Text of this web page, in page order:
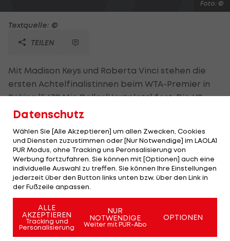
Foto: ©
Textquelle: ©
TEILEN
Mit Madison Keys und Roberta Vinci stehen die
ersten Achtelfinalistinnen beim WTA-Premier in
Peking (5,678 Mio Dollar/Hartplatz) fest. Die US-
Amerikanerin (14) setzt sich in der 2. Runde gegen
Vinci (ITA-15) fertigt Alison van Uytvanck (BEL) 6:2,
6:2 ab. Eugenie Bouchard (CAN) gibt in Runde 1
gegen Andrea Petkovic (GER-13) beim Stand von
2:6, 1:1 auf. Samantha Stosur (AUS) besiegt Monica
Niculescu (ROM) 6:3, 6:2. LAOLA1.tv überträgt LIVE.
Mehr zum Thema
Datenschutz
Wählen Sie [Alle Akzeptieren] um allen Zwecken, Cookies
und Diensten zuzustimmen oder [Nur Notwendige] im LAOLA1
PUR Modus, ohne Tracking uns Peronsalisierung von
Werbung fortzufahren. Sie können mit [Optionen] auch eine
individuelle Auswahl zu treffen. Sie können Ihre Einstellungen
jederzeit über den Button links unten bzw. über den Link in
der Fußzeile anpassen.
ALLE
AKZEPTIEREN
Tracking und
Personalisierung
NUR
NOTWENDIGE
Weiter mit PUR-Abo
OPTIONEN